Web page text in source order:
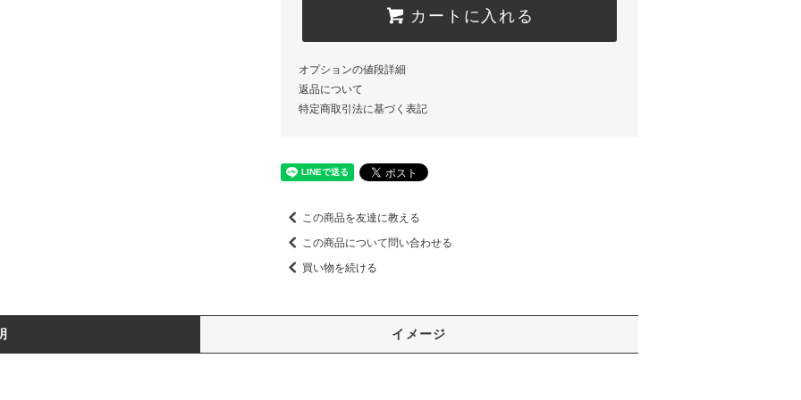
カートに入れる
オプションの値段詳細
返品について
特定商取引法に基づく表記
この商品を友達に教える
この商品について問い合わせる
買い物を続ける
イメージ